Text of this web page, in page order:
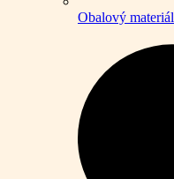
Obalový materiál